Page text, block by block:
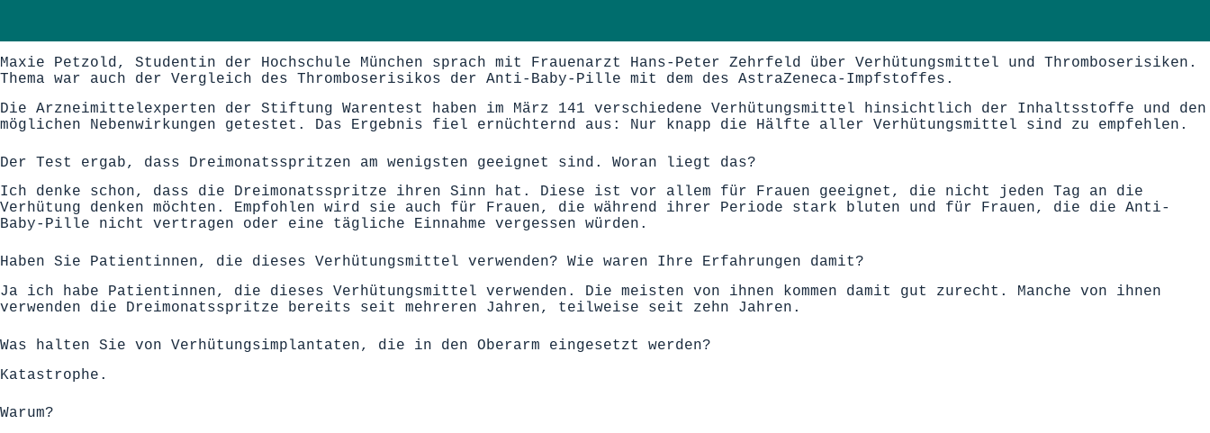
Maxie Petzold, Studentin der Hochschule München sprach mit Frauenarzt Hans-Peter Zehrfeld über Verhütungsmittel und Thromboserisiken.
Thema war auch der Vergleich des Thromboserisikos der Anti-Baby-Pille mit dem des AstraZeneca-Impfstoffes.
Die Arzneimittelexperten der Stiftung Warentest haben im März 141 verschiedene Verhütungsmittel hinsichtlich der Inhaltsstoffe und den
möglichen Nebenwirkungen getestet. Das Ergebnis fiel ernüchternd aus: Nur knapp die Hälfte aller Verhütungsmittel sind zu empfehlen.
Der Test ergab, dass Dreimonatsspritzen am wenigsten geeignet sind. Woran liegt das?
Ich denke schon, dass die Dreimonatsspritze ihren Sinn hat. Diese ist vor allem für Frauen geeignet, die nicht jeden Tag an die
Verhütung denken möchten. Empfohlen wird sie auch für Frauen, die während ihrer Periode stark bluten und für Frauen, die die Anti-
Baby-Pille nicht vertragen oder eine tägliche Einnahme vergessen würden.
Haben Sie Patientinnen, die dieses Verhütungsmittel verwenden? Wie waren Ihre Erfahrungen damit?
Ja ich habe Patientinnen, die dieses Verhütungsmittel verwenden. Die meisten von ihnen kommen damit gut zurecht. Manche von ihnen
verwenden die Dreimonatsspritze bereits seit mehreren Jahren, teilweise seit zehn Jahren.
Was halten Sie von Verhütungsimplantaten, die in den Oberarm eingesetzt werden?
Katastrophe.
Warum?